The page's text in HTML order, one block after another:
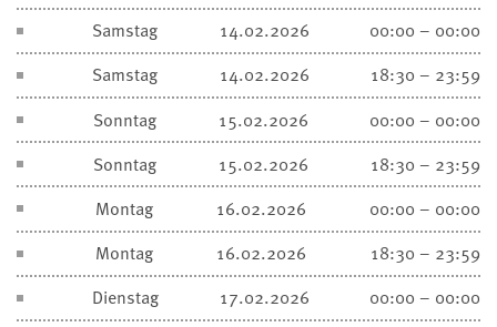
Samstag
14.02.2026
00:00 – 00:00
Samstag
14.02.2026
18:30 – 23:59
Sonntag
15.02.2026
00:00 – 00:00
Sonntag
15.02.2026
18:30 – 23:59
Montag
16.02.2026
00:00 – 00:00
Montag
16.02.2026
18:30 – 23:59
Dienstag
17.02.2026
00:00 – 00:00